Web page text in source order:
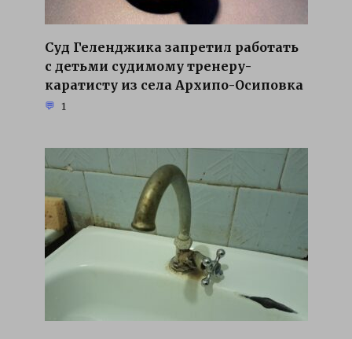
Суд Геленджика запретил работать
с детьми судимому тренеру-
каратисту из села Архипо-Осиповка
1